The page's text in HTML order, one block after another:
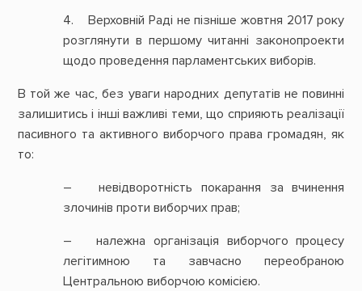
4. Верховній Раді не пізніше жовтня 2017 року
розглянути в першому читанні законопроекти
щодо проведення парламентських виборів.
В той же час, без уваги народних депутатів не повинні
залишитись і інші важливі теми, що сприяють реалізації
пасивного та активного виборчого права громадян, як
то:
– невідворотність покарання за вчинення
злочинів проти виборчих прав;
– належна організація виборчого процесу
легітимною та завчасно переобраною
Центральною виборчою комісією.